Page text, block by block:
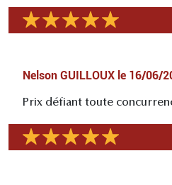
Nelson GUILLOUX le 16/06/
Prix défiant toute